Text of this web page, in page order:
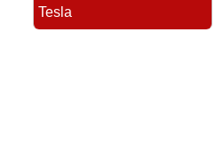
Tesla